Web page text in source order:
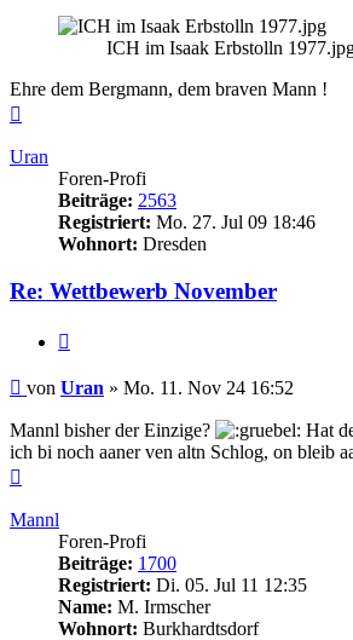
ICH im Isaak Erbstolln
Ehre dem Bergmann, dem braven Mann !
Uran
Foren-Profi
Beiträge: 2563
Registriert: Mo. 27. Jul 09 18:46
Wohnort: Dresden
Re: Wettbewerb November
Beitrag
von Uran » Mo. 11. Nov 24 16:52
Mannl bisher der Einzige?
Hat
ich bi noch aaner ven altn Schlog, on bleib
Mannl
Foren-Profi
Beiträge: 1700
Registriert: Di. 05. Jul 11 12:35
Name: M. Irmscher
Wohnort: Burkhardtsdorf